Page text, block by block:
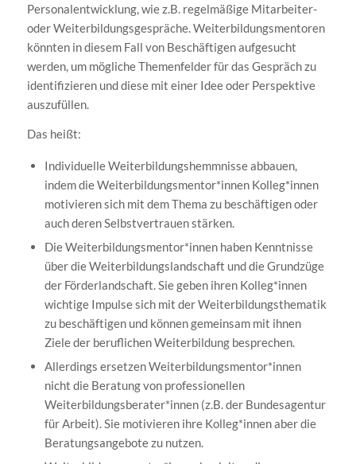
Personalentwicklung, wie z.B. regelmäßige Mitarbeiter-
oder Weiterbildungsgespräche. Weiterbildungsmentoren
könnten in diesem Fall von Beschäftigen aufgesucht
werden, um mögliche Themenfelder für das Gespräch zu
identifizieren und diese mit einer Idee oder Perspektive
auszufüllen.
Das heißt:
Individuelle Weiterbildungshemmnisse abbauen,
indem die Weiterbildungsmentor*innen Kolleg*innen
motivieren sich mit dem Thema zu beschäftigen oder
auch deren Selbstvertrauen stärken.
Die Weiterbildungsmentor*innen haben Kenntnisse
über die Weiterbildungslandschaft und die Grundzüge
der Förderlandschaft. Sie geben ihren Kolleg*innen
wichtige Impulse sich mit der Weiterbildungsthematik
zu beschäftigen und können gemeinsam mit ihnen
Ziele der beruflichen Weiterbildung besprechen.
Allerdings ersetzen Weiterbildungsmentor*innen
nicht die Beratung von professionellen
Weiterbildungsberater*innen (z.B. der Bundesagentur
für Arbeit). Sie motivieren ihre Kolleg*innen aber die
Beratungsangebote zu nutzen.